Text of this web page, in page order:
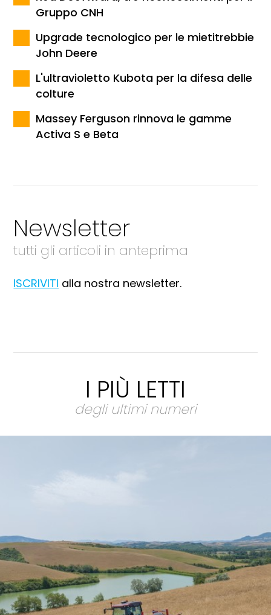
Gruppo CNH
Upgrade tecnologico per le mietitrebbie
John Deere
L'ultravioletto Kubota per la difesa delle
colture
Massey Ferguson rinnova le gamme
Activa S e Beta
Newsletter
tutti gli articoli in anteprima
ISCRIVITI alla nostra newsletter.
I PIÙ LETTI
degli ultimi numeri